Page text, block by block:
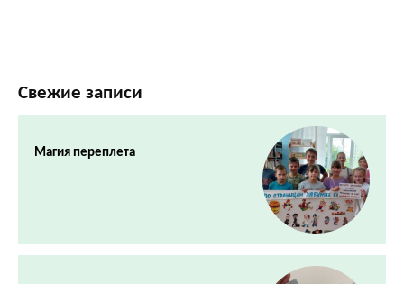
Свежие записи
Магия переплета